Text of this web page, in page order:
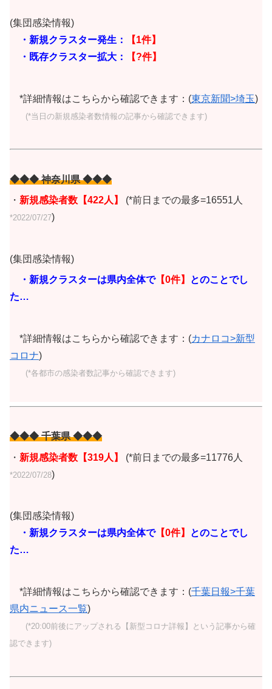
(集団感染情報)
・新規クラスター発生：
【1件】
・既存クラスター拡大：
【?件】
*詳細情報はこちらから確認できます：(東京新聞>埼玉)
(*当日の新規感染者数情報の記事から確認できます)
◆◆◆ 神奈川県 ◆◆◆
・ 新規感染者数 【422人 】 (*前日までの最多=16551人
*2022/07/27)
(集団感染情報)
・新規クラスターは県内全体で【0件】
とのことでし
た…
*詳細情報はこちらから確認できます：(カナロコ>新型
コロナ)
(*各都市の感染者数記事から確認できます)
◆◆◆ 千葉県 ◆◆◆
・ 新規感染者数【319人】 (*前日までの最多=11776人
*2022/07/28)
(集団感染情報)
・新規クラスターは県内全体で【0件】
とのことでし
た…
*詳細情報はこちらから確認できます：(千葉日報>千葉
県内ニュース一覧)
(*20:00前後にアップされる【新型コロナ詳報】という記事から確
認できます)